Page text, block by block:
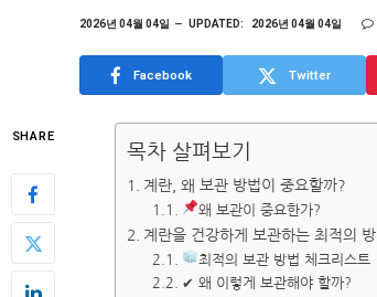
2026년 04월 04일 UPDATED: 2026년 04월 04일
Facebook Twitter
SHARE
목차 살펴보기
계란, 왜 보관 방법이 중요할까?
왜 보관이 중요한가?
계란을 건강하게 보관하는 최적의
최적의 보관 방법 체크리스트
✔ 왜 이렇게 보관해야 할까?